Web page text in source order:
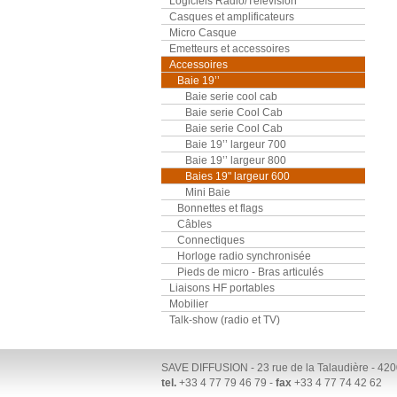
Casques et amplificateurs
Micro Casque
Emetteurs et accessoires
Accessoires
Baie 19’’
Baie serie cool cab
Baie serie Cool Cab
Baie serie Cool Cab
Baie 19’’ largeur 700
Baie 19’’ largeur 800
Baies 19" largeur 600
Mini Baie
Bonnettes et flags
Câbles
Connectiques
Horloge radio synchronisée
Pieds de micro - Bras articulés
Liaisons HF portables
Mobilier
Talk-show (radio et TV)
SAVE DIFFUSION - 23 rue de la Talaudière -
tel. +33 4 77 79 46 79 - fax +33 4 77 74 42 62